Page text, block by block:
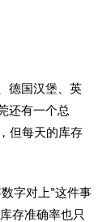
德国汉堡、英
还有一个总
但每天的库存
字对上"这件事
存准确率也只